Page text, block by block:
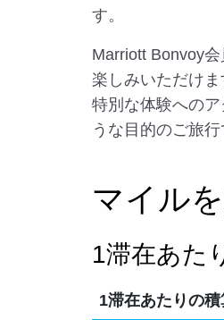
す。
Marriott Bonvoy
楽しみいただけ
特別な体験への
うな目的のご旅
マイル
1滞在あた
1滞在あたりの